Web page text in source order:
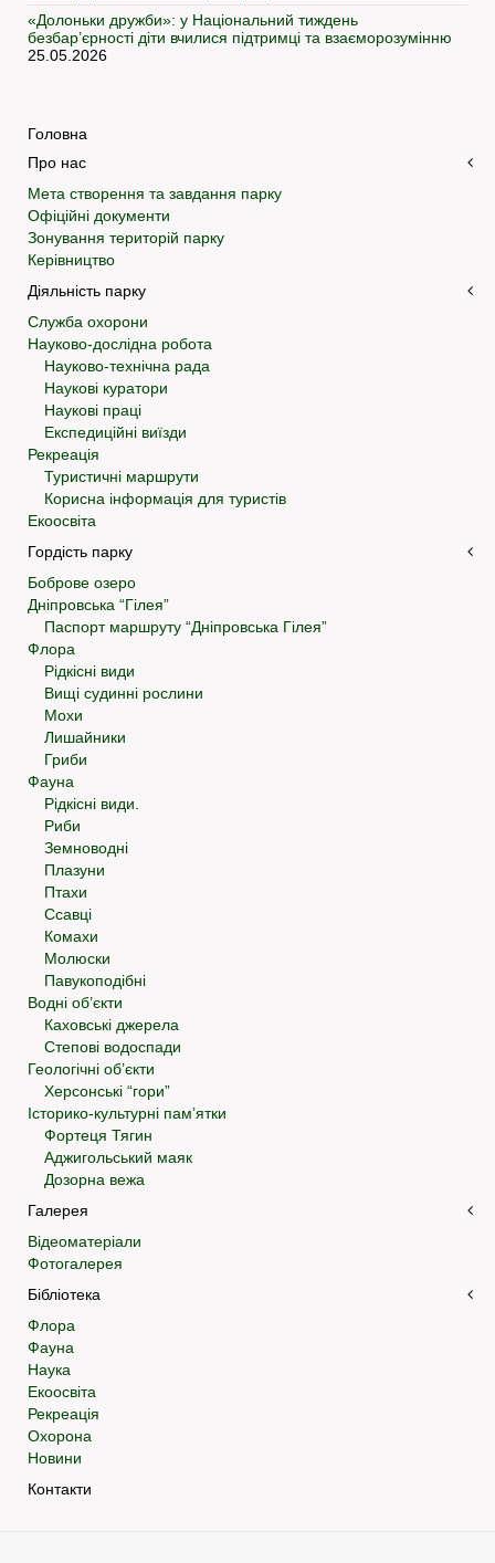
«Долоньки дружби»: у Національний тиждень
безбар’єрності діти вчилися підтримці та взаєморозумінню
25.05.2026
Головна
Про нас
Мета створення та завдання парку
Офіційні документи
Зонування територій парку
Керівництво
Діяльність парку
Служба охорони
Науково-дослідна робота
Науково-технічна рада
Наукові куратори
Наукові праці
Експедиційні виїзди
Рекреація
Туристичні маршрути
Корисна інформація для туристів
Екоосвіта
Гордість парку
Боброве озеро
Дніпровська “Гілея”
Паспорт маршруту “Дніпровська Гілея”
Флора
Рідкісні види
Вищі судинні рослини
Мохи
Лишайники
Гриби
Фауна
Рідкісні види.
Риби
Земноводні
Плазуни
Птахи
Ссавці
Комахи
Молюски
Павукоподібні
Водні об’єкти
Каховські джерела
Степові водоспади
Геологічні об’єкти
Херсонські “гори”
Історико-культурні пам’ятки
Фортеця Тягин
Аджигольський маяк
Дозорна вежа
Галерея
Відеоматеріали
Фотогалерея
Бібліотека
Флора
Фауна
Наука
Екоосвіта
Рекреація
Охорона
Новини
Контакти